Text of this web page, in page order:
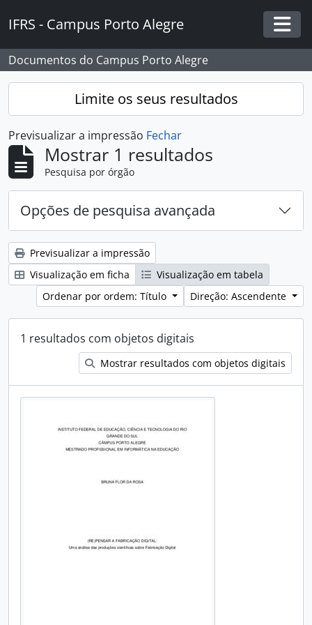
IFRS - Campus Porto Alegre
Documentos do Campus Porto Alegre
Limite os seus resultados
Previsualizar a impressão Fechar
Mostrar 1 resultados
Pesquisa por órgão
Opções de pesquisa avançada
Previsualizar a impressão
Visualização em ficha
Visualização em tabela
Ordenar por ordem: Título
Direção: Ascendente
1 resultados com objetos digitais
Mostrar resultados com objetos digitais